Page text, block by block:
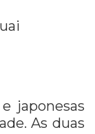
japonesas
As duas